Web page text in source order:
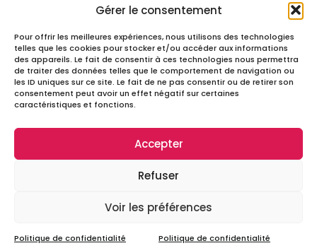
Gérer le consentement
Pour offrir les meilleures expériences, nous utilisons des technologies
telles que les cookies pour stocker et/ou accéder aux informations
des appareils. Le fait de consentir à ces technologies nous permettra
de traiter des données telles que le comportement de navigation ou
les ID uniques sur ce site. Le fait de ne pas consentir ou de retirer son
consentement peut avoir un effet négatif sur certaines
caractéristiques et fonctions.
Accepter
Refuser
Voir les préférences
Politique de confidentialité
Politique de confidentialité
Suivez-nous sur les réseaux sociaux
Infos
Site réalisé avec
par la sociétéMiloctav